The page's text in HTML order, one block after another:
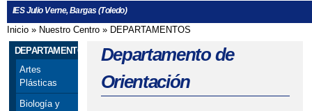
CURSO 2025-26
LIBROS DE TEXTO PARA EL CURSO
2024-25
Contacto
IES Julio Verne, Bargas (Toledo)
Se encuentra usted aquí
Inicio » Nuestro Centro » DEPARTAMENTOS
DEPARTAMENTOS
Artes
Plásticas
Biología y
Departamento de
Orientación